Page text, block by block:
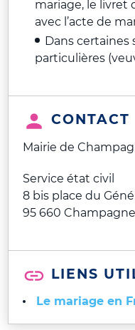
mariage, le livret
avec l’acte de
Dans certaines
particulières
CONTACT
Mairie de
Service état civil
8 bis place du
95 660
LIENS
Le mariage en